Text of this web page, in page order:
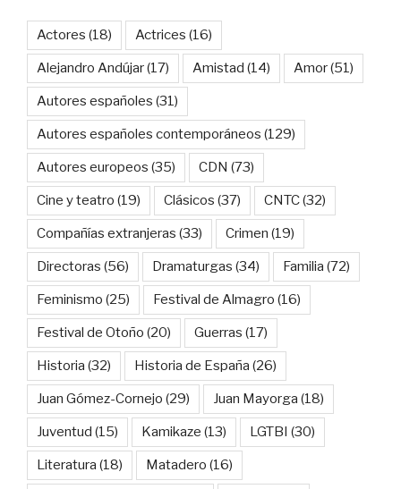
Actores (18) Actrices (16)
Alejandro Andújar(17) Amistad (14) Amor(51)
Autores españoles (31)
Autores españoles contemporáneos (129)
Autores europeos (35) CDN (73)
Cine y teatro (19) Clásicos (37) CNTC(32)
Compañías extranjeras (33) Crimen (19)
Directoras (56) Dramaturgas (34) Familia (72)
Feminismo (25) Festival de Almagro (16)
Festival de Otoño (20) Guerras (17)
Historia (32) Historia de España (26)
Juan Gómez-Cornejo (29) Juan Mayorga (18)
Juventud (15) Kamikaze (13) LGTBI (30)
Literatura (18) Matadero (16)